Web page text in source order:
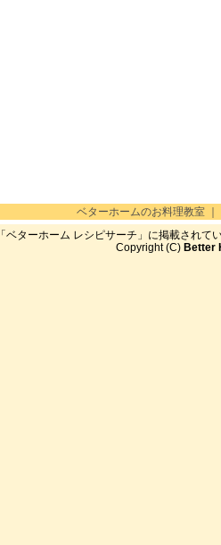
ベターホームのお料理教室
「ベターホーム レシピサーチ」に掲載され
Copyright (C) Better